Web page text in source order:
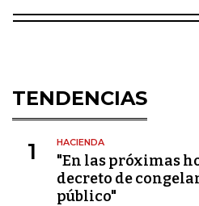
TENDENCIAS
1 HACIENDA
"En las próximas
decreto de
público"